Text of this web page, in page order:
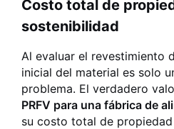
Costo total de
sostenibilidad
Al evaluar el revestimiento
inicial del material es solo
problema. El verdadero
PRFV para una fábrica de
su costo total de